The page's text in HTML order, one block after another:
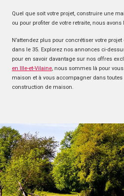
Quel que soit votre projet, construire une
ou pour profiter de votre retraite, nous
N’attendez plus pour concrétiser votre
dans le 35. Explorez nos annonces ci-
pour en savoir davantage sur nos offres
en Ille-et-Vilaine, nous sommes là pour
maison et à vous accompagner dans toutes
construction de maison.